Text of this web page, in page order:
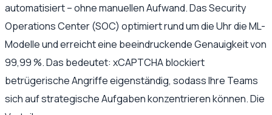
automatisiert – ohne manuellen Aufwand. Das Security
Operations Center (SOC) optimiert rund um die Uhr die ML-
Modelle und erreicht eine beeindruckende Genauigkeit von
99,99 %. Das bedeutet: xCAPTCHA blockiert
betrügerische Angriffe eigenständig, sodass Ihre Teams
sich auf strategische Aufgaben konzentrieren können. Die